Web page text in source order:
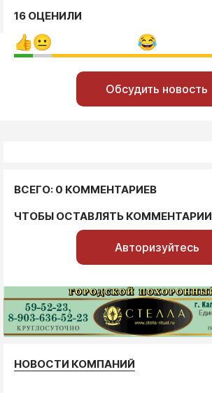
16 ОЦЕНИЛИ
Обсудить новость
ВСЕГО: 0 КОММЕНТАРИЕВ
ЧТОБЫ ОСТАВЛЯТЬ КОММЕНТАРИИ
Авторизуйтесь
НОВОСТИ КОМПАНИЙ